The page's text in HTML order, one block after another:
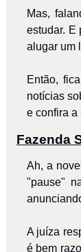
Mas,
estudar. E
alugar um
Então,
notícias
e confira a
Fazenda
Ah, a
"pause"
A juíza
é bem